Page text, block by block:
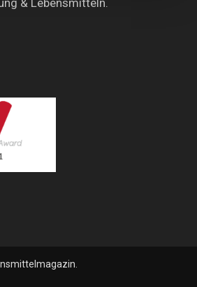
& Lebensmitteln.